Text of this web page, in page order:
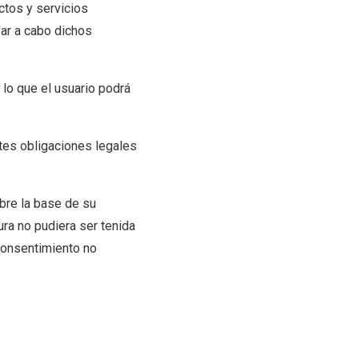
y servicios
a cabo dichos
que el usuario podrá
obligaciones legales
la base de su
no pudiera ser tenida
no